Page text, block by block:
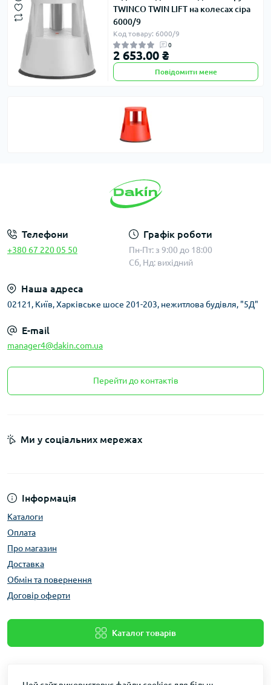
TWINCO TWIN LIFT на колесах сіра
6000/9
Код товару: 6000/9
0
2 653.00 ₴
Повідомити мене
Телефони
+380 67 220 05 50
Графік роботи
Пн-Пт: з 9:00 до 18:00
Сб, Нд: вихідний
Наша адреса
02121, Київ, Харківське шосе 201-203, нежитлова будівля, "5Д"
E-mail
manager4@dakin.com.ua
Перейти до контактів
Інформація
Каталоги
Оплата
Про магазин
Доставка
Обмін та повернення
Договір оферти
Каталог товарів
Ми у соціальних мережах